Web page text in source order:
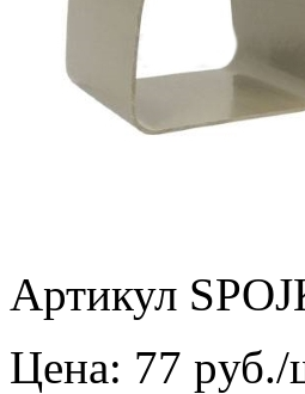
Артикул
Цена: 77